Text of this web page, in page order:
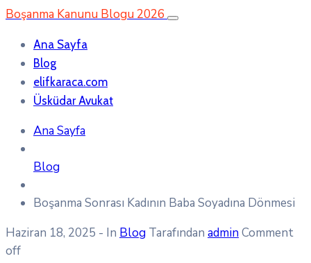
Boşanma Kanunu Blogu 2026
Ana Sayfa
Blog
elifkaraca.com
Üsküdar Avukat
Ana Sayfa
Blog
Boşanma Sonrası Kadının Baba Soyadına Dönmesi
Haziran 18, 2025 - In Blog Tarafından adminComment
off